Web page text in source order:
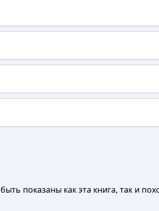
показаны как эта книга, так и